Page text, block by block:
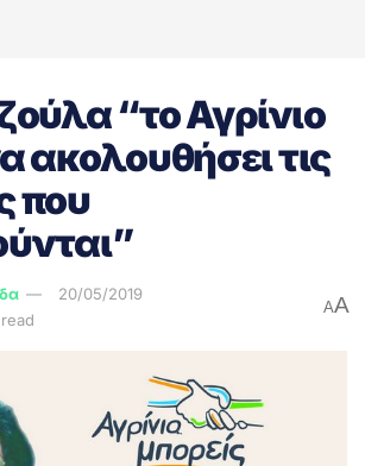
“το Αγρίνιο
ακολουθήσει τις
που
20/05/2019
AA